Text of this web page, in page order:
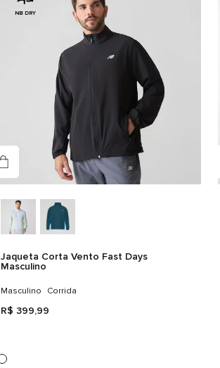
NB DRY
Jaqueta Corta Vento Fast Days
Masculino
Masculino Corrida
R$ 399,99